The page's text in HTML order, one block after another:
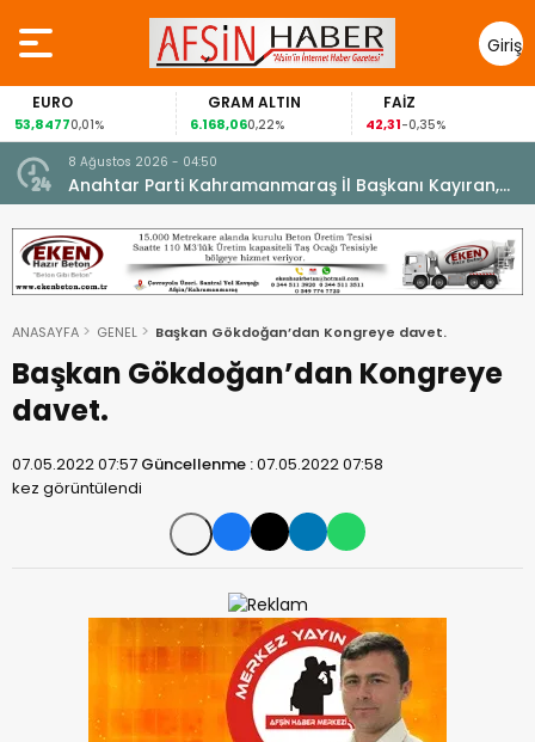
Giriş
Yap
EURO
53,84770,01%
GRAM ALTIN
6.168,060,22%
FAİZ
42,31-0,35%
8 Ağustos 2026 - 04:50
Anahtar Parti Kahramanmaraş İl Başkanı Kayıran,
Afşin Teşkilatı ile buluştu.
ANASAYFA GENEL Başkan Gökdoğan’dan Kongreye davet.
Başkan Gökdoğan’dan Kongreye
davet.
07.05.2022 07:57 Güncellenme :07.05.2022 07:58
kez görüntülendi